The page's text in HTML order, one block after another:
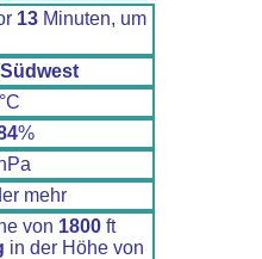
13 Minuten, um
°C
%
hPa
mehr
von 1800ft
in der Höhe von